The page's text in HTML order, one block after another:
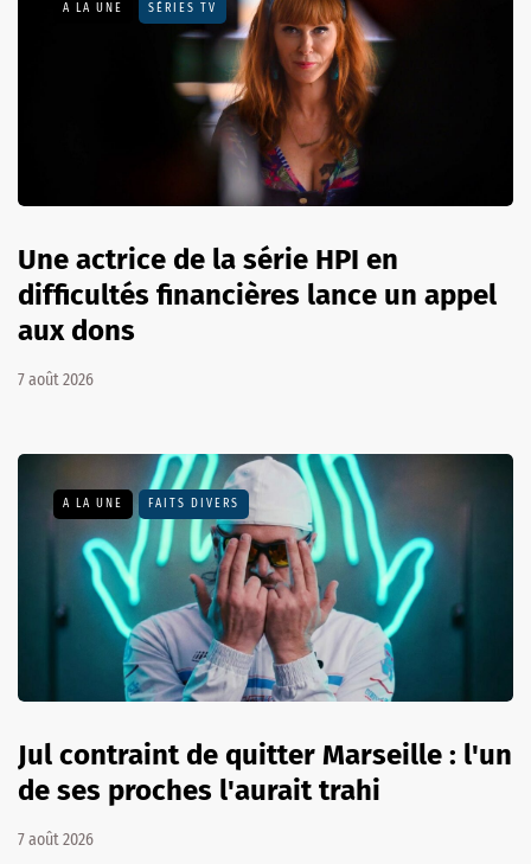
A LA UNE SÉRIES TV
Une actrice de la série HPI en
difficultés financières lance un appel
aux dons
7 août 2026
A LA UNE FAITS DIVERS
Jul contraint de quitter Marseille : l'un
de ses proches l'aurait trahi
7 août 2026